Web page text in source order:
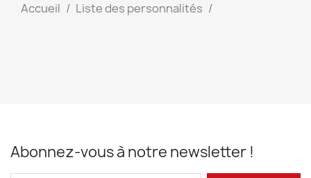
Accueil Liste des personnalités
Abonnez-vous à notre newsletter !